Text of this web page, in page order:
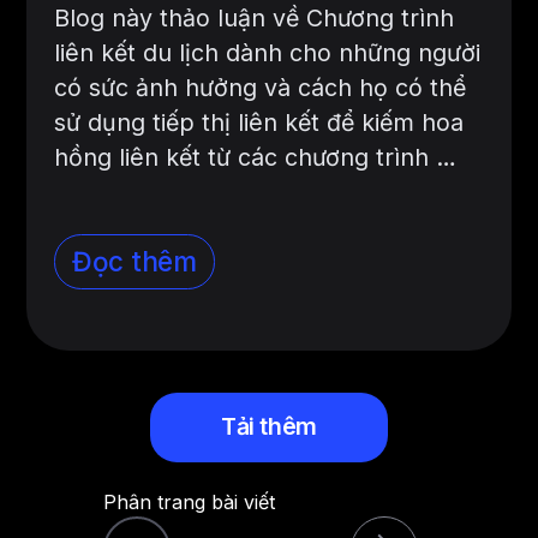
Blog này thảo luận về Chương trình
liên kết du lịch dành cho những người
có sức ảnh hưởng và cách họ có thể
sử dụng tiếp thị liên kết để kiếm hoa
hồng liên kết từ các chương trình …
Đọc thêm
Tải thêm
Phân trang bài viết